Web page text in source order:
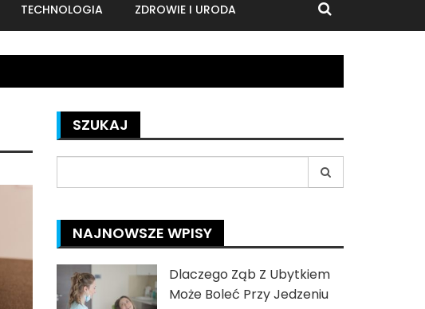
TECHNOLOGIA ZDROWIE I URODA
SZUKAJ
for:
NAJNOWSZE WPISY
Dlaczego Ząb Z Ubytkiem
Może Boleć Przy Jedzeniu